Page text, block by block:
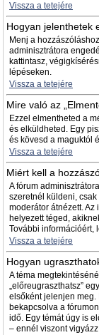
Vissza a tetejére
Hogyan jelenthetek
Menj a
adminisztrátora
kattintasz,
lépéseken.
Vissza a tetejére
Mire való az
Ezzel elmentheted a
és elküldheted. Egy
és kövesd a maguktól
Vissza a tetejére
Miért kell a
A fórum
szeretnél küldeni,
moderátor átnézett.
helyezett téged,
További információért,
Vissza a tetejére
Hogyan
A téma
„előreugraszthatsz”
elsőként jelenjen meg.
bekapcsolva a
idő. Egy témát úgy is
– ennél viszont